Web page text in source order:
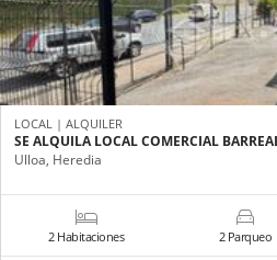
LOCAL | ALQUILER
SE ALQUILA LOCAL COMERCIAL
Ulloa, Heredia
2 Habitaciones 2 Parqueo